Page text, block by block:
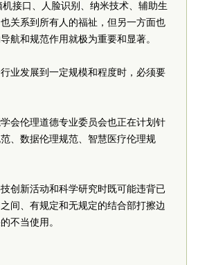
接口、人脸识别、纳米技术、辅助生
关系到所有人的福祉，但另一方面也
航和规范作用就极为重要和显著。
业发展到一定规模和程度时，必须要
会伦理道德专业委员会也正在计划针
、数据伦理规范、智慧医疗伦理规
创新活动和科学研究时既可能违背已
间、有规定和无规定的结合部打擦边
不当使用。